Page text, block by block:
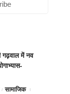
गढ़वाल में नव
सामाजिक